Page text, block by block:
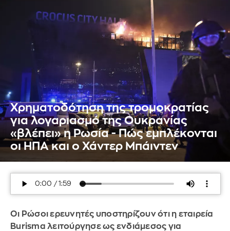
Χρηματοδότηση της τρομοκρατίας
για λογαριασμό της Ουκρανίας
«βλέπει» η Ρωσία - Πώς εμπλέκονται
οι ΗΠΑ και ο Χάντερ Μπάιντεν
Οι Ρώσοι ερευνητές υποστηρίζουν ότι η εταιρεία
Burisma λειτούργησε ως ενδιάμεσος για